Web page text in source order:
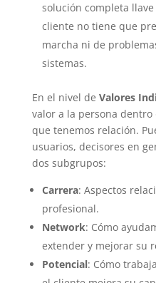
solución completa
cliente no tiene que
marcha ni de
sistemas.
En el nivel de Valores
valor a la persona
que tenemos relación.
usuarios, decisores en
dos subgrupos:
Carrera: Aspectos
profesional.
Network: Cómo
extender y mejorar su
Potencial: Cómo